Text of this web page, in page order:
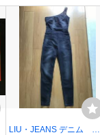
LIU・JEANS デニム サ